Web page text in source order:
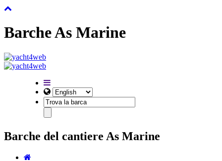
Barche As Marine
Barche del cantiere As Marine